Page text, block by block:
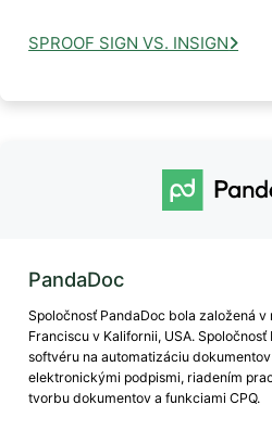
SPROOF SIGN VS. INSIGN
PandaDoc
Spoločnosť PandaDoc bola založená v
Franciscu v Kalifornii, USA.
softvéru na automatizáciu
elektronickými podpismi, riadením
tvorbu dokumentov a funkciami CPQ.